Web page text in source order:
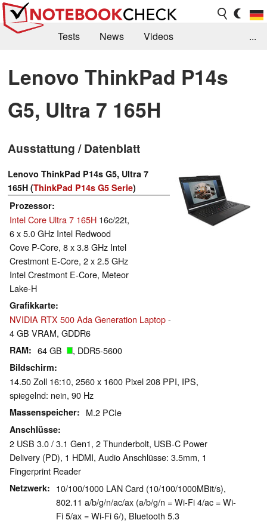
Tests News
Videos
Kaufberatung
Deals Suche
Jobs
Forum
...
Lenovo ThinkPad P14s
G5, Ultra 7 165H
Ausstattung / Datenblatt
Lenovo ThinkPad P14s G5, Ultra 7
165H (ThinkPad P14s G5 Serie)
Prozessor
Intel Core Ultra 7 165H 16c/22t,
6 x 5.0 GHz Intel Redwood
Cove P-Core, 8 x 3.8 GHz Intel
Crestmont E-Core, 2 x 2.5 GHz
Intel Crestmont E-Core, Meteor
Lake-H
Grafikkarte
NVIDIA RTX 500 Ada Generation Laptop-
4 GB VRAM, GDDR6
RAM 64 GB , DDR5-5600
Bildschirm
14.50 Zoll 16:10, 2560 x 1600 Pixel 208 PPI, IPS,
spiegelnd: nein, 90 Hz
Massenspeicher M.2 PCIe
Anschlüsse
2 USB 3.0 / 3.1 Gen1, 2 Thunderbolt, USB-C Power
Delivery (PD), 1 HDMI, Audio Anschlüsse: 3.5mm, 1
Fingerprint Reader
Netzwerk
10/100/1000 LAN Card (10/100/1000MBit/s),
802.11 a/b/g/n/ac/ax (a/b/g/n = Wi-Fi 4/ac = Wi-
Fi 5/ax = Wi-Fi 6/), Bluetooth 5.3